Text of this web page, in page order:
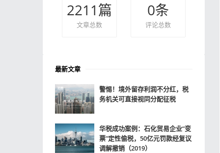
2211篇
文章总数
0条
评论总数
最新文章
警惕！境外留存利润不分红，税
务机关可直接视同分配征税
华税成功案例：石化贸易企业“变
票”定性偷税，50亿元罚款经复议
调解撤销（2019）